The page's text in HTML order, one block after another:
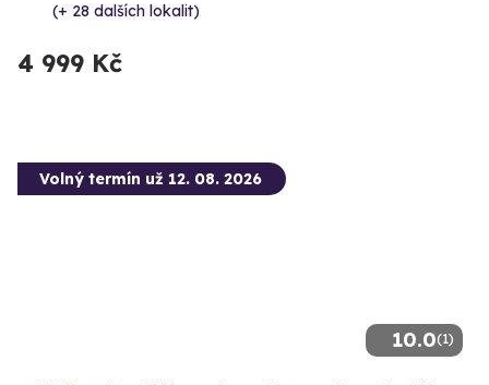
(+ 28 dalších lokalit)
4 999 Kč
10.0(1)
Volný termín už 12. 08. 2026